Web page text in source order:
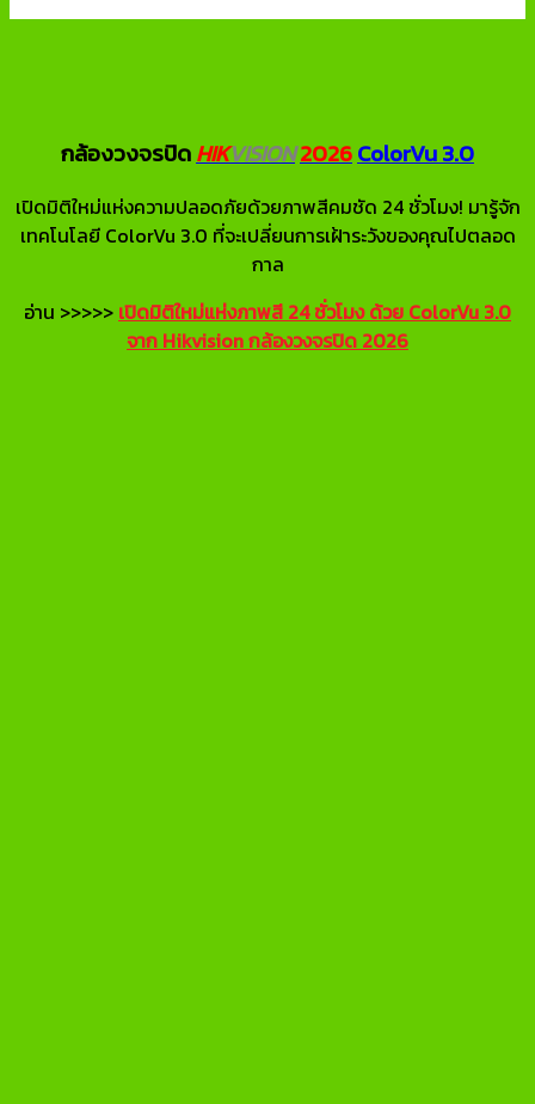
กล้องวงจรปิดHIKVISION2026ColorVu 3.0
เปิดมิติใหม่แห่งความปลอดภัยด้วยภาพสีคมชัด 24 ชั่วโมง! มารู้จัก
เทคโนโลยี ColorVu 3.0 ที่จะเปลี่ยนการเฝ้าระวังของคุณไปตลอด
กาล
อ่าน >>>>> เปิดมิติใหม่แห่งภาพสี 24 ชั่วโมง ด้วย ColorVu 3.0
จาก Hikvision กล้องวงจรปิด 2026